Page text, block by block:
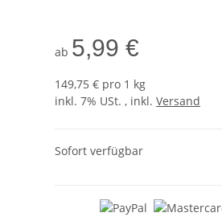
ab 5,99 €
149,75 € pro 1 kg
inkl. 7% USt. , inkl. Versand
Sofort verfügbar